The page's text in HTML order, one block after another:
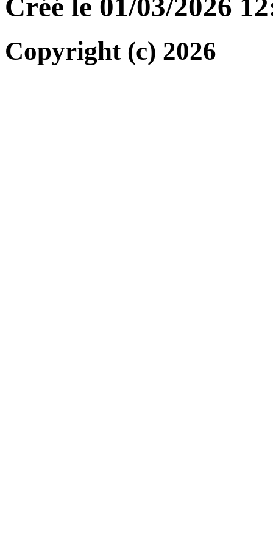
Créé le 01/03/2026
Copyright (c) 2026